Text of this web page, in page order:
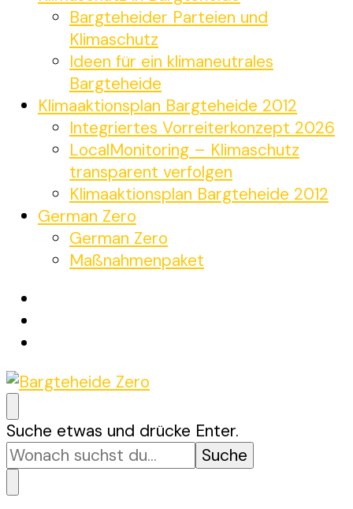
Bargteheider Parteien und
Klimaschutz
Ideen für ein klimaneutrales
Bargteheide
Klimaaktionsplan Bargteheide 2012
Integriertes Vorreiterkonzept 2026
LocalMonitoring – Klimaschutz
transparent verfolgen
Klimaaktionsplan Bargteheide 2012
German Zero
German Zero
Maßnahmenpaket
Bargteheide Zero
Bargteheide bis 2035 Klimaneutral
Suchst
du
nach
etwas?
Suche etwas und drücke Enter.